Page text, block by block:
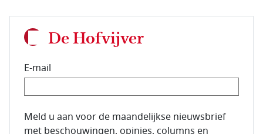
De Hofvijver
E-mail
E-mailadres van de abonnee.
Meld u aan voor de maandelijkse nieuwsbrief
met beschouwingen, opinies, columns en